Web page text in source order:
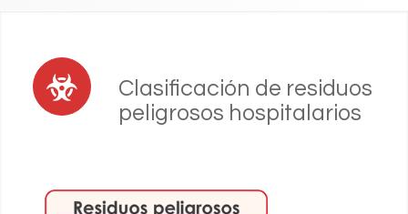
Clasificación de residuos
peligrosos hospitalarios